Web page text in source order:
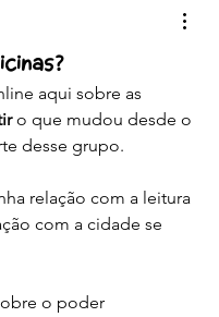
aqui sobre as
o que mudou desde o
desse grupo.
relação com a leitura
com a cidade se
o poder